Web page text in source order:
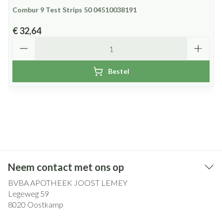
Combur 9 Test Strips 50 04510038191
€ 32,64
Bestel
Neem contact met ons op
BVBA APOTHEEK JOOST LEMEY
Legeweg 59
8020 Oostkamp